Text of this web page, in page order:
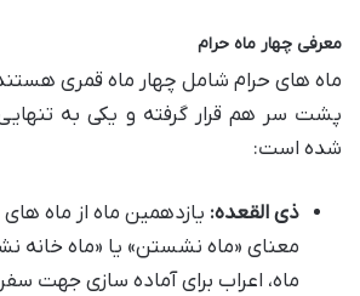
معرفی چهار ماه حرام
ماه های حرام شامل چهار ماه قمری
پشت سر هم قرار گرفته و یکی به
شده است:
ذی القعده: یازدهمین ماه از ماه
معنای «ماه نشستن» یا «ماه خانه
ماه، اعراب برای آماده سازی جهت